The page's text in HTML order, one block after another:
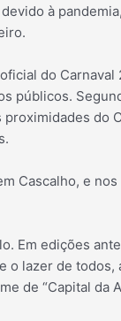
à
do Carnaval
públicos.
do
Cascalho, e nos
Em edições
o lazer de todos,
de “Capital da